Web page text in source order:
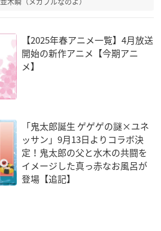
【2025年春アニメ一覧】4月放送
開始の新作アニメ【今期アニ
メ】
「鬼太郎誕生 ゲゲゲの謎×ユネ
ッサン」9月13日よりコラボ決
定！鬼太郎の父と水木の共闘を
イメージした真っ赤なお風呂が
登場【追記】